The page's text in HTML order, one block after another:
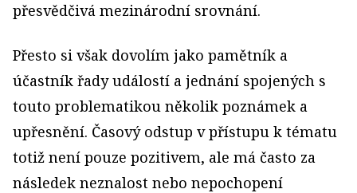
přesvědčivá mezinárodní srovnání.
Přesto si však dovolím jako pamětník a
účastník řady událostí a jednání spojených s
touto problematikou několik poznámek a
upřesnění. Časový odstup v přístupu k tématu
totiž není pouze pozitivem, ale má často za
následek neznalost nebo nepochopení